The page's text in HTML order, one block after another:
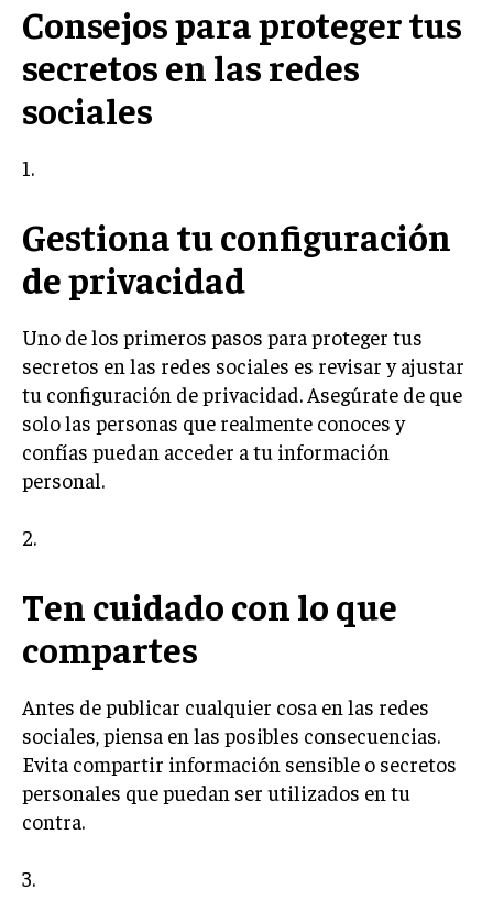
Consejos para proteger tus
secretos en las redes
sociales
1.
Gestiona tu configuración
de privacidad
Uno de los primeros pasos para proteger tus
secretos en las redes sociales es revisar y ajustar
tu configuración de privacidad. Asegúrate de que
solo las personas que realmente conoces y
confías puedan acceder a tu información
personal.
2.
Ten cuidado con lo que
compartes
Antes de publicar cualquier cosa en las redes
sociales, piensa en las posibles consecuencias.
Evita compartir información sensible o secretos
personales que puedan ser utilizados en tu
contra.
3.